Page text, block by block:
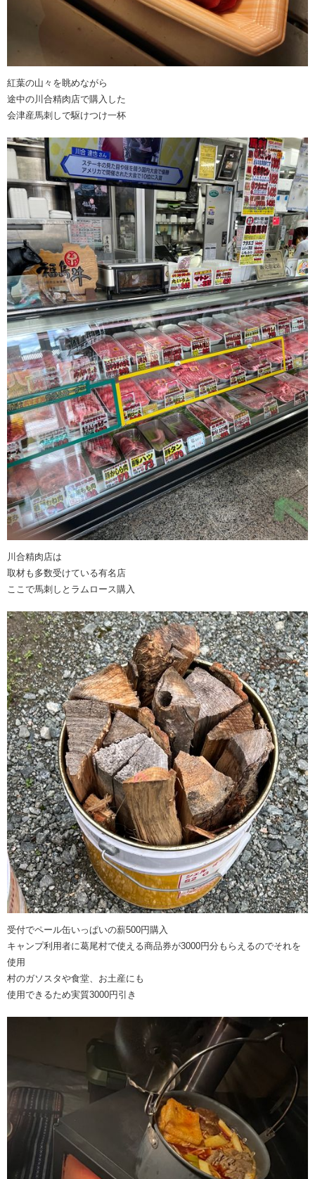
紅葉の山々を眺めながら
途中の川合精肉店で購入した
会津産馬刺しで駆けつけ一杯
川合精肉店は
取材も多数受けている有名店
ここで馬刺しとラムロース購入
受付でペール缶いっぱいの薪500円購入
キャンプ利用者に葛尾村で使える商品券が3000円分もらえるのでそれを
使用
村のガソスタや食堂、お土産にも
使用できるため実質3000円引き